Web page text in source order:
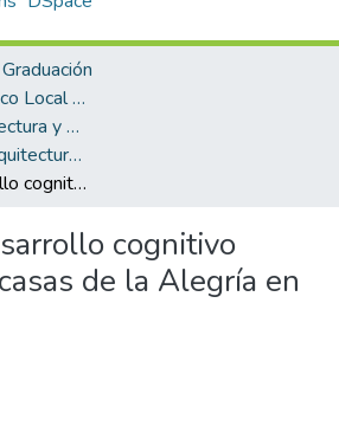
Campus Tecnológico Local San José
Escuela de Arquitectura y Urbanismo
Licenciatura en Arquitectura y Urbanismo
Centro de desarrollo cognitivo sensorial en casas de la Alegría en Tarrazú
cognitivo
de la Alegría en